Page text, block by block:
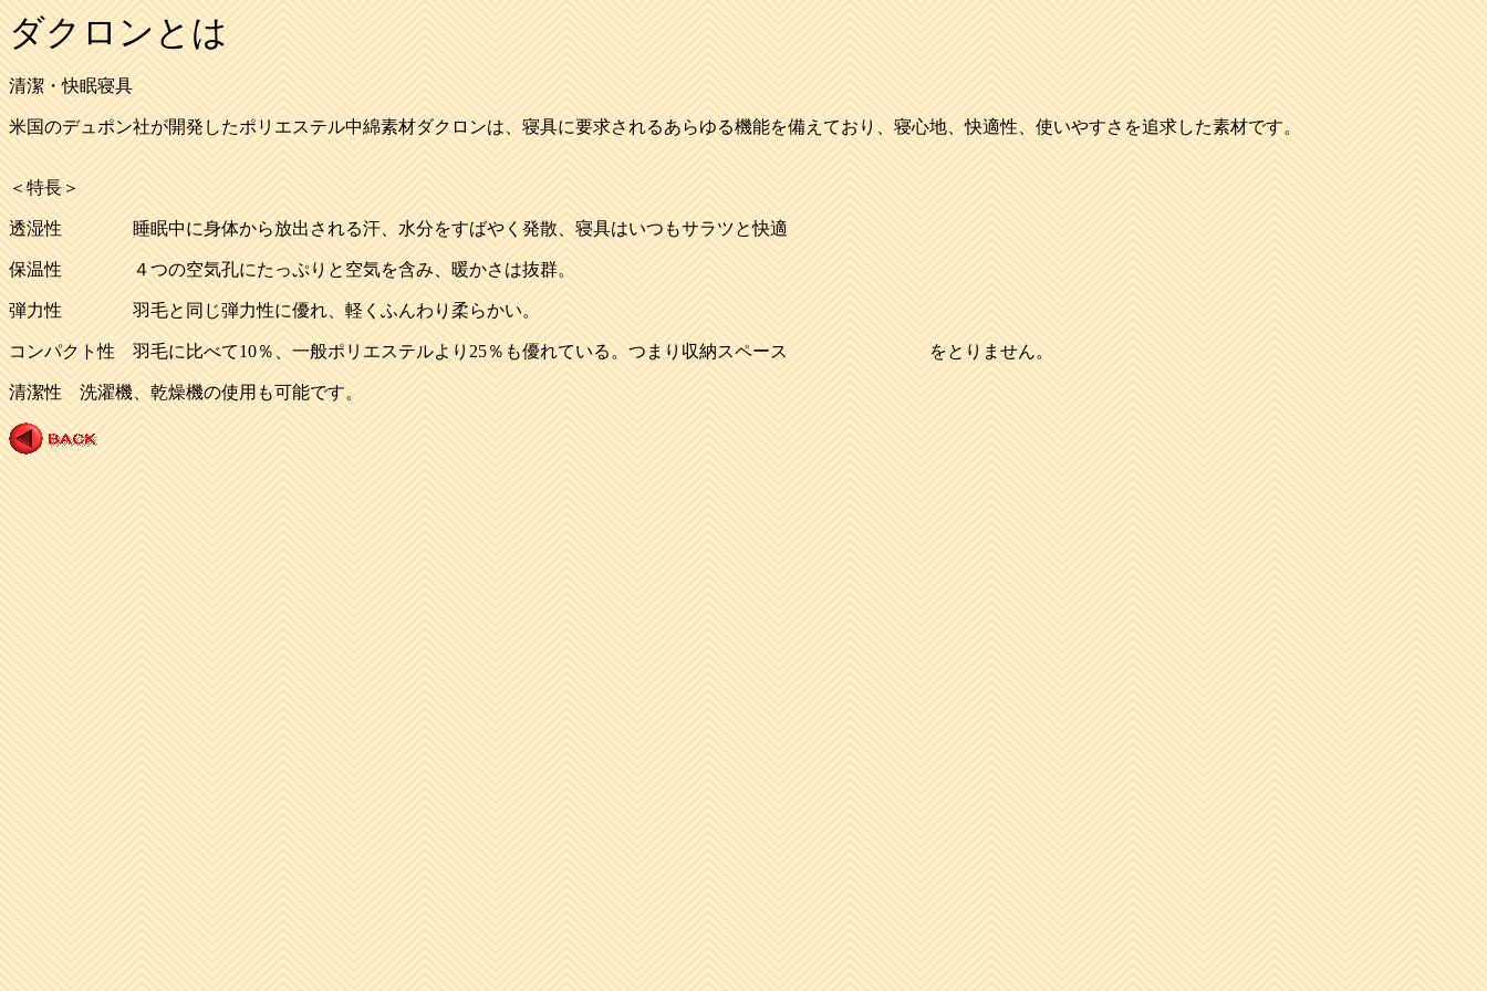
ダクロンとは
清潔・快眠寝具
米国のデュポン社が開発したポリエステル中綿素材ダクロンは、寝具に要求されるあらゆる機能を備えており、寝心地、快適性、使いやすさを追求した素材です。
＜特長＞
透湿性 睡眠中に身体から放出される汗、水分をすばやく発散、寝具はいつもサラツと快適
保温性 ４つの空気孔にたっぷりと空気を含み、暖かさは抜群。
弾力性 羽毛と同じ弾力性に優れ、軽くふんわり柔らかい。
コンパクト性 羽毛に比べて10％、一般ポリエステルより25％も優れている。つまり収納スペース をとりません。
清潔性 洗濯機、乾燥機の使用も可能です。